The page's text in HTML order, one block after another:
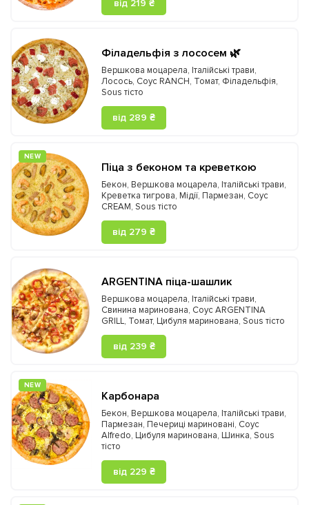
від 219 ₴
Філадельфія з лососем 🌿
Вершкова моцарела, Італійські трави,
Лосось, Соус RANCH, Томат, Філадельфія,
Sous тісто
від 289 ₴
NEW
Піца з беконом та креветкою
Бекон, Вершкова моцарела, Італійські трави,
Креветка тигрова, Мідії, Пармезан, Соус
CREAM, Sous тісто
від 279 ₴
ARGENTINA піца-шашлик
Вершкова моцарела, Італійські трави,
Свинина маринована, Соус ARGENTINA
GRILL, Томат, Цибуля маринована, Sous тісто
від 239 ₴
NEW
Карбонара
Бекон, Вершкова моцарела, Італійські трави,
Пармезан, Печериці мариновані, Соус
Alfredo, Цибуля маринована, Шинка, Sous
тісто
від 229 ₴